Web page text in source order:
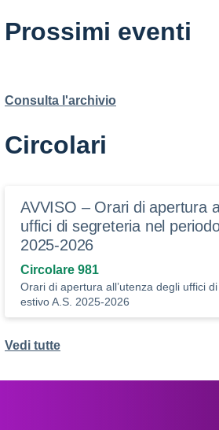
Prossimi eventi
Consulta l'archivio
Circolari
AVVISO – Orari di apertura
uffici di segreteria nel
2025-2026
Circolare 981
Orari di apertura all’utenza degli uffici
estivo A.S. 2025-2026
Vedi tutte